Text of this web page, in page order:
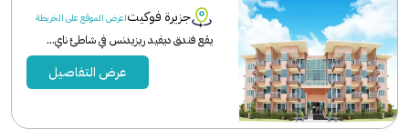
جزيرة فوكيتاعرض الموقع على الخريطة
يقع فندق ديفيد ريزيدنس في شاطئ ناي...
عرض التفاصيل